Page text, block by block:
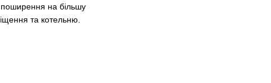
поширення на більшу
та котельню.